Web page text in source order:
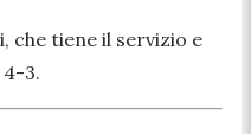
che tiene il servizio e
3.